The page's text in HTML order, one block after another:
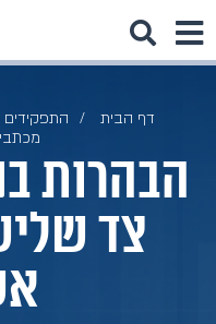
דף הבית התפקידים
הבהרות
צד